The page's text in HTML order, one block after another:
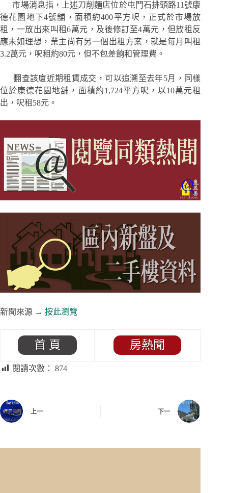
市場消息指，上述刀削麵店位於屯門石排頭路11號康
德花園地下4號舖，面積約400平方呎，正式於市場放
租，一放出來叫租6萬元，及後修訂至4萬元，但放租反
應未如理想，業主尚有另一個出租方案，就是每月叫租
3.2萬元，呎租約80元，但不包差餉和管理費。
翻查該廈近期租賃成交，可以追溯至去年5月，同樣
位於康德花園地舖，面積約1,724平方呎，以10萬元租
出，呎租58元。
新聞來源 → 按此瀏覽
首 頁 房熱聞
閱讀次數： 874
上一 下一